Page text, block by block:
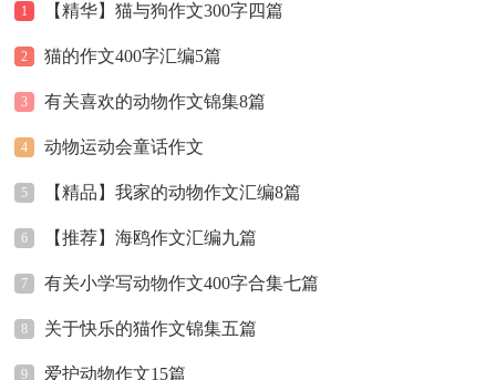
1 【精华】猫与狗作文300字四篇
2 猫的作文400字汇编5篇
3 有关喜欢的动物作文锦集8篇
4 动物运动会童话作文
5 【精品】我家的动物作文汇编8篇
6 【推荐】海鸥作文汇编九篇
7 有关小学写动物作文400字合集七篇
8 关于快乐的猫作文锦集五篇
9 爱护动物作文15篇